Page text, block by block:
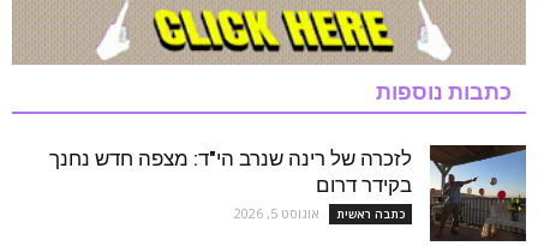
כתבות נוספות
לזכרה של רינה שנרב הי"ד: מצפה חדש נחנך
בקידר דרום
כתבה ראשית אוגוסט 5, 2026